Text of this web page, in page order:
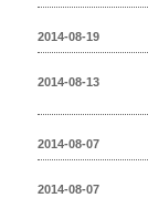
2014-08-19
2014-08-13
2014-08-07
2014-08-07